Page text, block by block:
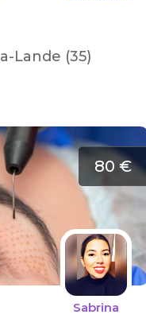
Lande (35)
80 €
Sabrina